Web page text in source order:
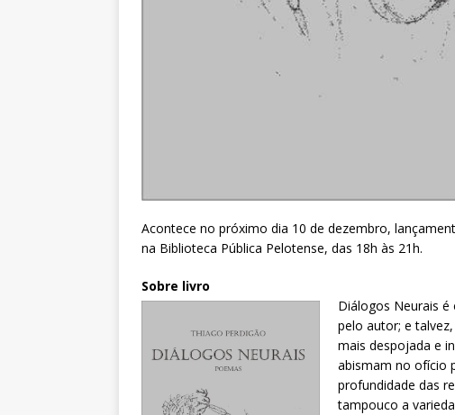
Acontece no próximo dia 10 de dezembro,
na Biblioteca Pública Pelotense, das 18h às 21h.
Sobre livro
Diálogos Neurais
pelo autor; e
mais despojada e
abismam no ofício
profundidade das
tampouco a